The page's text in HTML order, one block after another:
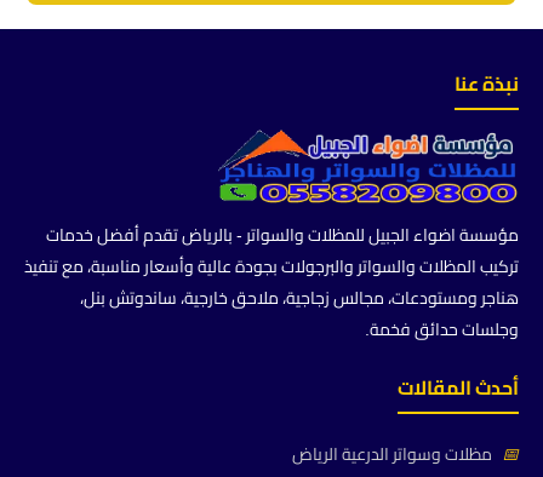
نبذة عنا
مؤسسة اضواء الجبيل للمظلات والسواتر - بالرياض تقدم أفضل خدمات
تركيب المظلات والسواتر والبرجولات بجودة عالية وأسعار مناسبة، مع تنفيذ
هناجر ومستودعات، مجالس زجاجية، ملاحق خارجية، ساندوتش بنل،
وجلسات حدائق فخمة.
أحدث المقالات
📅 مظلات وسواتر الدرعية الرياض